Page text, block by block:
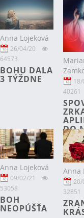
Anna Lojeková
26/04/20
64573
BOHU DALA
3 TÝŽDNE
18/
40261
DO
Anna Lojeková
09/02/21
53058
BOH
NEOPÚŠŤA
Anna
20/
32851